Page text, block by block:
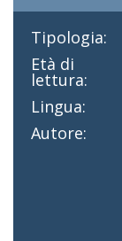
Tipologia:
Età di
lettura:
Lingua:
Autore: